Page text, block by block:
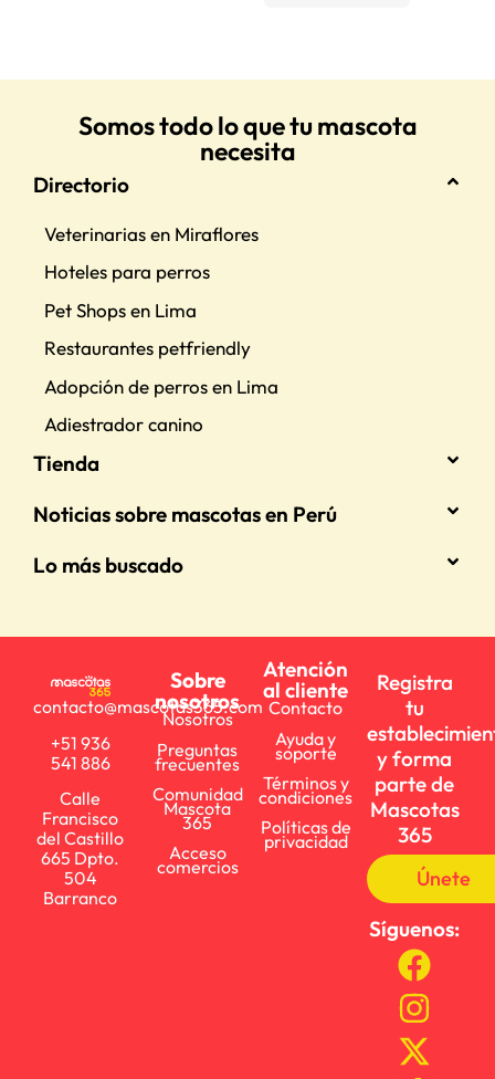
Somos todo lo que tu mascota
necesita
Directorio
Veterinarias en Miraflores
Hoteles para perros
Pet Shops en Lima
Restaurantes petfriendly
Adopción de perros en Lima
Adiestrador canino
Tienda
Noticias sobre mascotas en Perú
Lo más buscado
contacto@mascotas365.com
+51 936
541 886
Calle
Francisco
del Castillo
665 Dpto.
504
Barranco
Sobre
nosotros
Nosotros
Preguntas
frecuentes
Comunidad
Mascota
365
Acceso
comercios
Atención
al cliente
Contacto
Ayuda y
soporte
Términos y
condiciones
Políticas de
privacidad
Registra
tu
y forma
parte de
Mascotas
365
Únete
Síguenos: